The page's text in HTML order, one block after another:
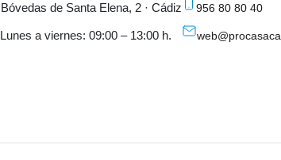
Bóvedas de Santa Elena, 2 · Cádiz
Lunes a viernes: 09:00 – 13:00 h.
956 80 80 40